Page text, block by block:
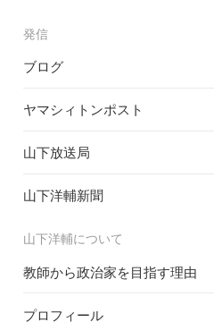
発信
ブログ
ヤマシィトンポスト
山下放送局
山下洋輔新聞
山下洋輔について
教師から政治家を目指す理由
プロフィール